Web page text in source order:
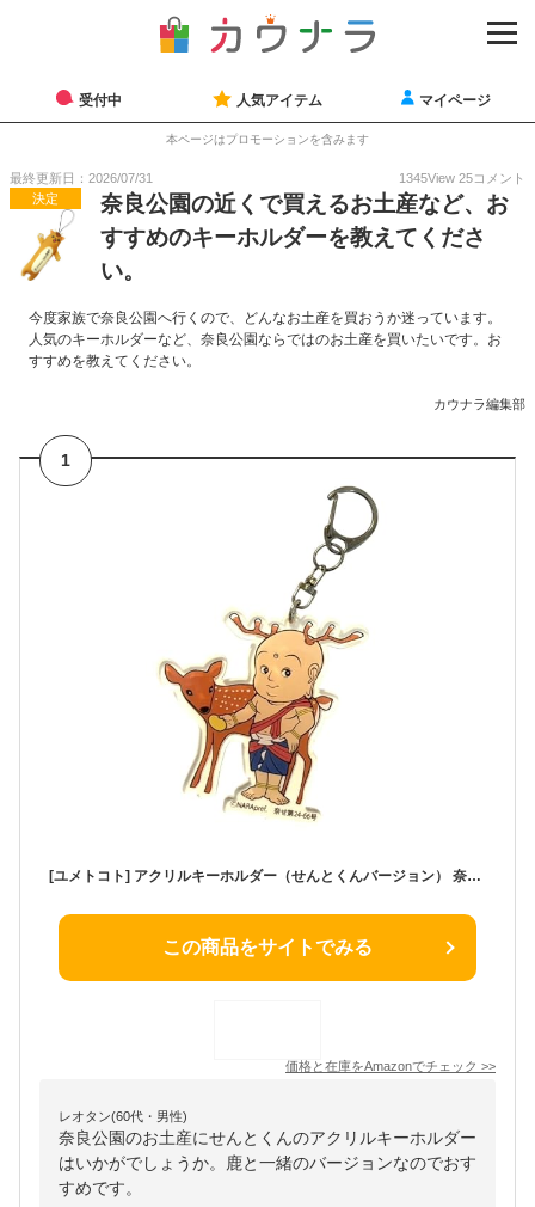
受付中 人気アイテム マイページ
本ページはプロモーションを含みます
最終更新日：2026/07/31 1345View 25コメント
決定
奈良公園の近くで買えるお土産など、お
すすめのキーホルダーを教えてくださ
い。
今度家族で奈良公園へ行くので、どんなお土産を買おうか迷っています。
人気のキーホルダーなど、奈良公園ならではのお土産を買いたいです。お
すすめを教えてください。
カウナラ編集部
1
[ユメトコト] アクリルキーホルダー（せんとくんバージョン） 奈良 ゆるキャラ 奈良県 マスコットキャラクター お土産 鹿
この商品をサイトでみる
価格と在庫をAmazonでチェック >>
レオタン(60代・男性)
奈良公園のお土産にせんとくんのアクリルキーホルダー
はいかがでしょうか。鹿と一緒のバージョンなのでおす
すめです。